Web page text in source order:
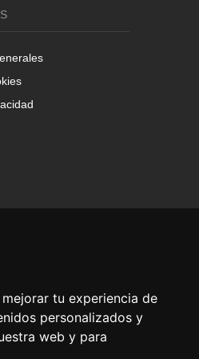
tu experiencia de
personalizados y
web y para